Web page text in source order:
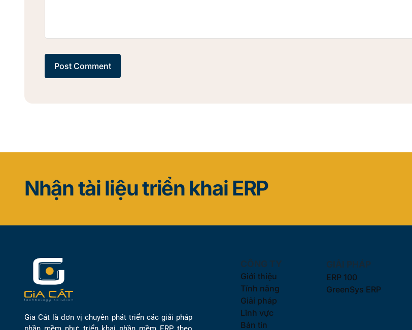
Post Comment
Nhận tài liệu triển khai ERP
Gia Cát là đơn vị chuyên phát triển các giải pháp
CÔNG TY
Giới thiệu
Tính năng
Giải pháp
Lĩnh vực
Bản tin
GIẢI PHÁP
ERP 100
GreenSys ERP